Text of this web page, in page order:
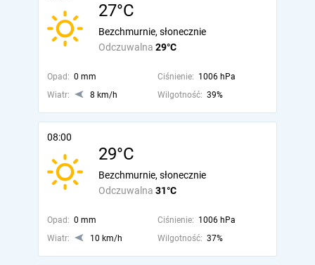
27°C
Odczuwalna 29°C
Bezchmurnie, słonecznie
Opad: 0 mm Ciśnienie: 1006 hPa
Wiatr:
8 km/h Wilgotność: 39%
08:00
29°C
Odczuwalna 31°C
Bezchmurnie, słonecznie
Opad: 0 mm Ciśnienie: 1006 hPa
Wiatr:
10 km/h Wilgotność: 37%